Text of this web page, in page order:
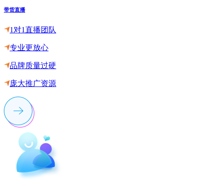
带货直播
1对1直播团队
专业更放心
品牌质量过硬
庞大推广资源